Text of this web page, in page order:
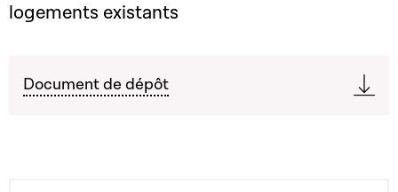
logements existants
Document de dépôt